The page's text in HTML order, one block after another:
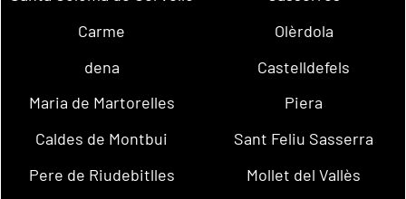
Carme
Olèrdola
dena
Castelldefels
Maria de Martorelles
Piera
Caldes de Montbui
Sant Feliu Sasserra
Pere de Riudebitlles
Mollet del Vallès